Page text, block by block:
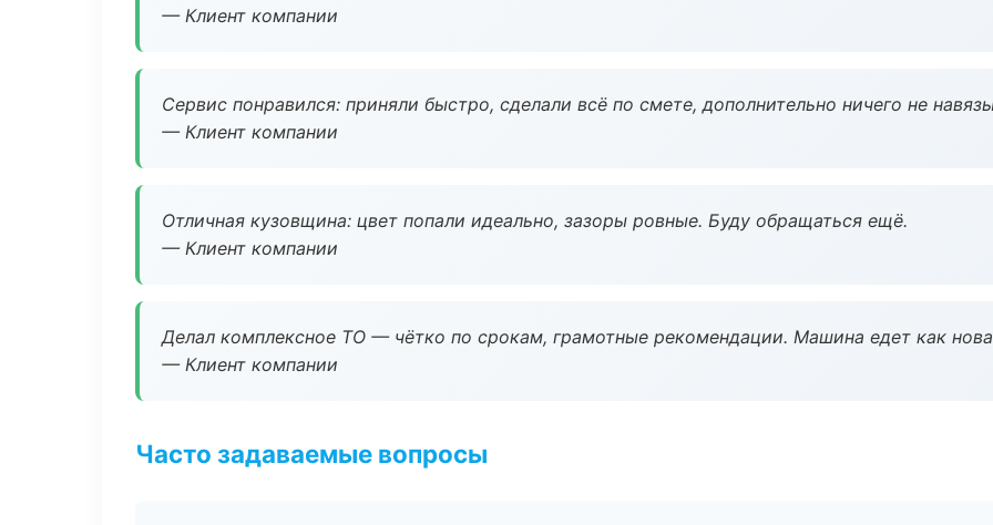
— Клиент компании
Сервис понравился: приняли быстро, сделали всё по смете, дополнительно ничего не
— Клиент компании
Отличная кузовщина: цвет попали идеально, зазоры ровные. Буду обращаться ещё.
— Клиент компании
Делал комплексное ТО — чётко по срокам, грамотные рекомендации. Машина едет как
— Клиент компании
Часто задаваемые вопросы